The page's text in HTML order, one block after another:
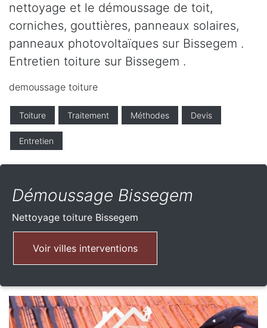
nettoyage et le démoussage de toit,
corniches, gouttières, panneaux solaires,
panneaux photovoltaïques sur Bissegem .
Entretien toiture sur Bissegem .
demoussage toiture
Toiture Traitement Méthodes Devis
Entretien
Démoussage Bissegem
Nettoyage toiture Bissegem
Voir villes interventions